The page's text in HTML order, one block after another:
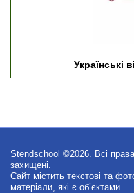
Українські
Stendschool ©2026. Всі права
захищені.
Сайт містить текстові та
матеріали, які є об’єктами